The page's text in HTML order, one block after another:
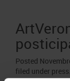
Posted
filed under press.